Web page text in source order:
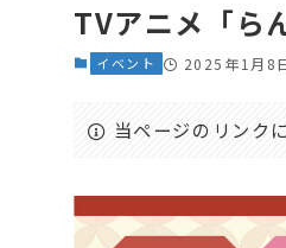
TVアニメ「ら
イベント 2025年1月8
当ページのリンク